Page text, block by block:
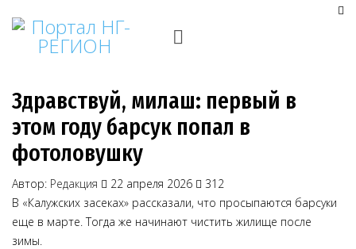
Здравствуй, милаш: первый в
этом году барсук попал в
фотоловушку
Автор: Редакция 22 апреля 2026
312
В «Калужских засеках» рассказали, что просыпаются барсуки
еще в марте. Тогда же начинают чистить жилище после
зимы.